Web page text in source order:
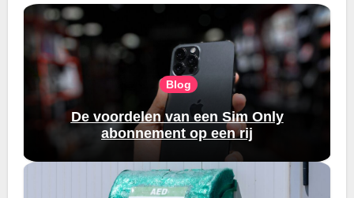
Blog
De voordelen van een Sim Only
abonnement op een rij